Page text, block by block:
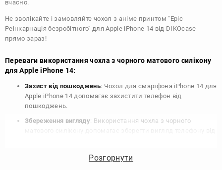
вчасно.
Не зволікайте і замовляйте чохол з аніме принтом "Еріс
Реінкарнація безробітного" для Apple iPhone 14 від DIKOcase
прямо зараз!
Переваги використання чохла з чорного матового силікону
для Apple iPhone 14:
Захист від пошкоджень: Чохол для смартфона iPhone 14 для
Apple iPhone 14 допомагає захистити телефон від
пошкоджень.
Збереження вигляду: Використання чохла з чорного
Збереження цінності: Чохол з чорного матового силікону
Розгорнути